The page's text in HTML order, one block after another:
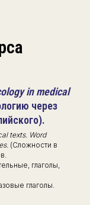
in medical
через
texts. Word
(Сложности в
глаголы,
глаголы.